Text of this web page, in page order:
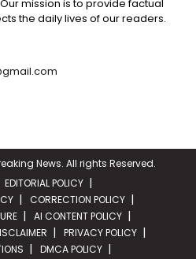
mission is to provide factual
the daily lives of our readers.
News. All rights Reserved.
EDITORIAL POLICY
CORRECTION POLICY
AI CONTENT POLICY
PRIVACY POLICY
DMCA POLICY